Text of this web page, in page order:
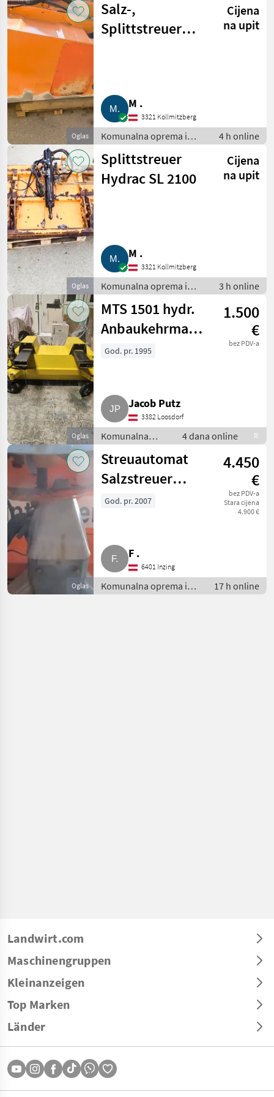
nagibe
Oglas
Salz-,
Splittstreuer
Cijena
na upit
M .
3321 Kollmitzberg
Komunalna oprema i
vozila / Rasipači za sol
4 h online
Oglas
Splittstreuer
Hydrac SL 2100
Cijena
na upit
M .
3321 Kollmitzberg
Komunalna oprema i
vozila / Rasipači za sol
3 h online
Oglas
MTS 1501 hydr.
Anbaukehrmaschine
für Stapler,
1.500
€
bez PDV-a
God. pr. 1995
Jacob Putz
3382 Loosdorf
Komunalna
oprema i vozila /
Vozila za odvoz
smjeća
4 dana online R
Oglas
Streuautomat
Salzstreuer
Gmeiner STA
4.450
€
bez PDV-a
Stara cijena
4.900 €
God. pr. 2007
F .
6401 Inzing
Komunalna oprema i
vozila / Rasipači za sol
17 h online
Landwirt.com
Maschinengruppen
Kleinanzeigen
Top Marken
Länder